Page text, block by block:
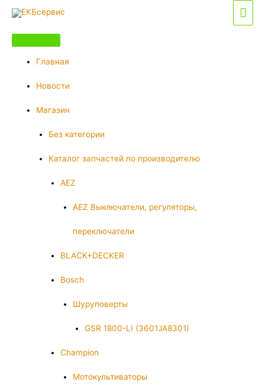
Перейти
содержимому
Главная
Новости
Магазин
Без категории
Каталог запчастей по производителю
AEZ
AEZ Выключатели, регуляторы,
переключатели
BLACK+DECKER
Bosch
Шуруповерты
GSR 1800-LI (3601JA8301)
Champion
Мотокультиваторы